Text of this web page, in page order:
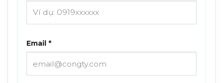
Email *